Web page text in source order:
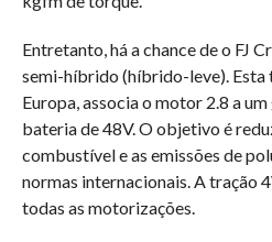
Entretanto, há a chance de o FJ
semi-híbrido (híbrido-leve). Esta
Europa, associa o motor 2.8 a
bateria de 48V. O objetivo é
combustível e as emissões de
normas internacionais. A tração
todas as motorizações.